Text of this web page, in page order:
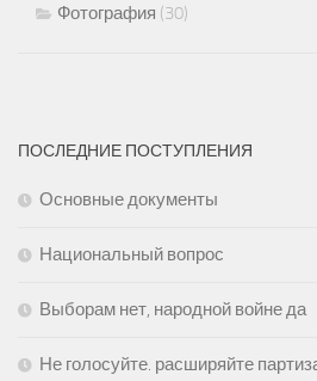
Фотография (30)
ПОСЛЕДНИЕ ПОСТУПЛЕНИЯ
Основные документы
Национальный вопрос
Выборам нет, народной войне да
Не голосуйте. расширяйте